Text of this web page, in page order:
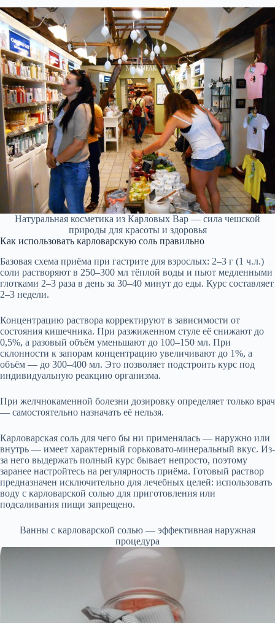
Натуральная косметика из Карловых Вар — сила чешской
природы для красоты и здоровья
Как использовать карловарскую соль правильно
Базовая схема приёма при гастрите для взрослых: 2–3 г (1 ч.л.)
соли растворяют в 250–300 мл тёплой воды и пьют медленными
глотками 2–3 раза в день за 30–40 минут до еды. Курс составляет
2–3 недели.
Концентрацию раствора корректируют в зависимости от
состояния кишечника. При разжиженном стуле её снижают до
0,5%, а разовый объём уменьшают до 100–150 мл. При
склонности к запорам концентрацию увеличивают до 1%, а
объём — до 300–400 мл. Это позволяет подстроить курс под
индивидуальную реакцию организма.
При желчнокаменной болезни дозировку определяет только врач
— самостоятельно назначать её нельзя.
Карловарская соль для чего бы ни применялась — наружно или
внутрь — имеет характерный горьковато-минеральный вкус. Из-
за него выдержать полный курс бывает непросто, поэтому
заранее настройтесь на регулярность приёма. Готовый раствор
предназначен исключительно для лечебных целей: использовать
воду с карловарской солью для приготовления или
подсаливания пищи запрещено.
Ванны с карловарской солью — эффективная наружная
процедура